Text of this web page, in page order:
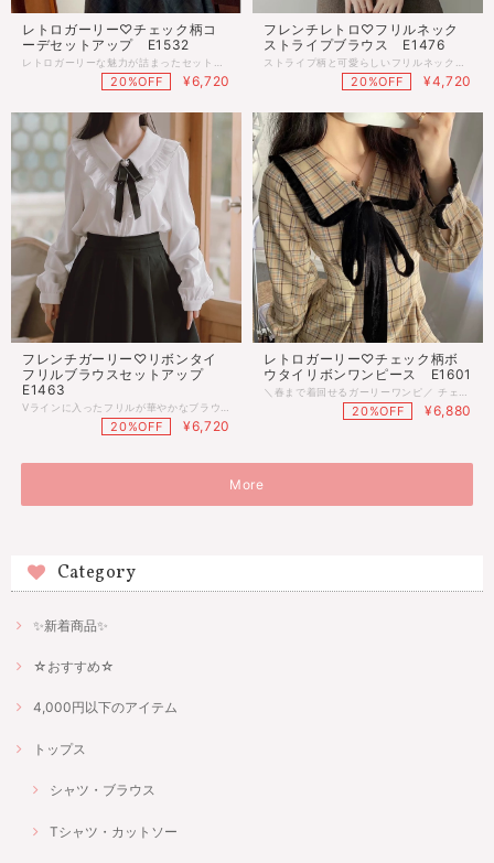
レトロガーリー♡チェック柄コ
ーデセットアップ E1532
レトロガーリーな魅力が詰まったセットアップ♡ おしゃれで可愛いだけでなく、大人の女性にぴったりのスタイルを演出♪ 着痩せ効果も抜群！存在感を引き立てます◎ ■サイズ ・ベスト Ｍ：着丈42cm 胸囲86cm Ｌ：着丈43cm 胸囲90cm ・トップス Ｍ：着丈54cm 胸囲86cm 袖丈60cm Ｌ：着丈55cm 胸囲90cm 袖丈61cm ・スカート Ｍ：着丈74cm 腰囲68cm Ｌ：着丈75cm 腰囲72cm ※多少の差がございます。目安とお考え下さい。 ◌◍.......................................................................⿻*.· ※ご注文確定(ご決済)後、到着まで【10日前後】のお時間をいただいております。 (※商品の状況によっては、最大3週間前後かかる場合もございます。) 1日でも早くお客様のもとに届くよう手配させていただきます。 ・沖縄離島は送料プラス1500円頂戴しております。 ・こちらは海外のインポート品となります。 ・海外製のため、つくりがあまい場合があります。 ・お手持ちのスマートフォンの画面により商品の色に若干の差がございます。 ・イメージ違いやサイズ交換等、お客さまご都合による交換、返品は対応出来かねる場合がございます。 ◌◍.......................................................................⿻*.·
20%OFF ¥6,720
フレンチレトロ♡フリルネック
ストライプブラウス E1476
ストライプ柄と可愛らしいフリルネックが特徴のブラウス♡ レトロなデザインで、甘めスタイルにぴったりの一枚♪ オフィスカジュアルからデートまで幅広いシーンで◎ ■サイズ Ｓ：着丈62cm 胸囲104cm 肩幅36cm 袖丈59cm Ｍ：着丈63cm 胸囲108cm 肩幅37cm 袖丈60cm Ｌ：着丈64cm 胸囲112cm 肩幅38cm 袖丈61cm ※多少の差がございます。目安とお考え下さい。 ◌◍.......................................................................⿻*.· ※ご注文確定(ご決済)後、到着まで【10日前後】のお時間をいただいております。 (※商品の状況によっては、最大3週間前後かかる場合もございます。) 1日でも早くお客様のもとに届くよう手配させていただきます。 ・沖縄離島は送料プラス1500円頂戴しております。 ・こちらは海外のインポート品となります。 ・海外製のため、つくりがあまい場合があります。 ・お手持ちのスマートフォンの画面により商品の色に若干の差がございます。 ・イメージ違いやサイズ交換等、お客さまご都合による交換、返品は対応出来かねる場合がございます。 ◌◍.......................................................................⿻*.·
20%OFF ¥4,720
フレンチガーリー♡リボンタイ
フリルブラウスセットアップ
E1463
Vラインに入ったフリルが華やかなブラウスとスカートのセットアップ♡ 胸元のリボンで上品さをプラス♪ 程よくゆとりのあるシルエットで華奢見え効果も◎ ■サイズ ・ブラウス Ｓ：着丈59cm 胸囲96cm 肩袖丈60cm Ｍ：着丈60cm 胸囲98cm 肩袖丈61cm Ｌ：着丈61cm 胸囲102cm 肩袖丈62cm ＸＬ：着丈62cm 胸囲106cm 肩袖丈63cm ・スカート Ｓ：着丈58cm 腰囲60cm Ｍ：着丈59cm 腰囲64cm Ｌ：着丈60cm 腰囲68cm ＸＬ：着丈61cm 腰囲72cm ※多少の差がございます。目安とお考え下さい。 ■カラー ホワイト×ブラック ◌◍.......................................................................⿻*.· ※ご注文確定(ご決済)後、到着まで【10日前後】のお時間をいただいております。 (※商品の状況によっては、最大3週間前後かかる場合もございます。) 1日でも早くお客様のもとに届くよう手配させていただきます。 ・沖縄離島は送料プラス1500円頂戴しております。 ・こちらは海外のインポート品となります。 ・海外製のため、つくりがあまい場合があります。 ・お手持ちのスマートフォンの画面により商品の色に若干の差がございます。 ・イメージ違いやサイズ交換等、お客さまご都合による交換、返品は対応出来かねる場合がございます。 ◌◍.......................................................................⿻*.·
20%OFF ¥6,720
レトロガーリー♡チェック柄ボ
ウタイリボンワンピース E1601
＼春まで着回せるガーリーワンピ／ チェック柄が目を引くプレッピースタイルのワンピース♡ 襟付きデザインとボウタイリボンが、きちんと感のある可愛らしい印象に♪ ニットやカーディガンを重ねれば冬コーデに 1枚で軽やかに着れば春先にもぴったり！ “少し可愛く見せたい日”におすすめの一着です◎ ■サイズ Ｓ：着丈113cm 胸囲84cm 肩幅35cm 袖丈57cm 腰囲68cm Ｍ：着丈114cm 胸囲88cm 肩幅36cm 袖丈58cm 腰囲72cm Ｌ：着丈115cm 胸囲92cm 肩幅37cm 袖丈59cm 腰囲76cm ※多少の差がございます。目安とお考え下さい。 ■カラー ベージュ×ブラック ◌◍.......................................................................⿻*.· ※ご注文確定(ご決済)後、到着まで【10日前後】のお時間をいただいております。 (※商品の状況によっては、最大3週間前後かかる場合もございます。) 1日でも早くお客様のもとに届くよう手配させていただきます。 ・沖縄離島は送料プラス1500円頂戴しております。 ・こちらは海外のインポート品となります。 ・海外製のため、つくりがあまい場合があります。 ・お手持ちのスマートフォンの画面により商品の色に若干の差がございます。 ・イメージ違いやサイズ交換等、お客さまご都合による交換、返品は対応出来かねる場合がございます。 ◌◍.......................................................................⿻*.·
20%OFF ¥6,880
More
Category
✨新着商品✨
☆おすすめ☆
4,000円以下のアイテム
トップス
シャツ・ブラウス
Tシャツ・カットソー